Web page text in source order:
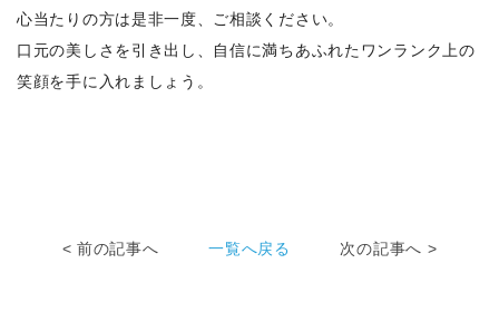
心当たりの方は是非一度、ご相談ください。
口元の美しさを引き出し、自信に満ちあふれたワンランク上の
笑顔を手に入れましょう。
< 前の記事へ 一覧へ戻る 次の記事へ >